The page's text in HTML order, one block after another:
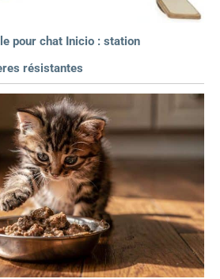
pour chat Inicio : station
résistantes